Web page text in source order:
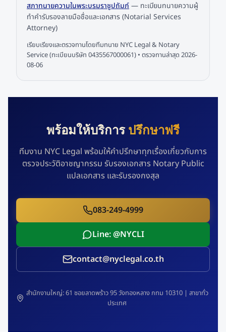
สภาทนายความในพระบรมราชูปถัมภ์— ทะเบียนทนายความผู้
ทำคำรับรองลายมือชื่อและเอกสาร (Notarial Services
Attorney)
เรียบเรียงและตรวจทานโดยทีมทนาย NYC Legal & Notary
Service (ทะเบียนบริษัท 0435567000061) • ตรวจทานล่าสุด 2026-
08-06
พร้อมให้บริการปรึกษาฟรี
ทีมงาน NYC Legal พร้อมให้คำปรึกษาทุกเรื่องเกี่ยวกับการ
ตรวจประวัติอาชญากรรม รับรองเอกสาร Notary Public
แปลเอกสาร และรับรองกงสุล
083-249-4999
Line: @NYCLI
contact@nyclegal.co.th
สำนักงานใหญ่: 61 ซอยลาดพร้าว 95 วังทองหลาง กทม 10310 | สาขาทั่ว
ประเทศ